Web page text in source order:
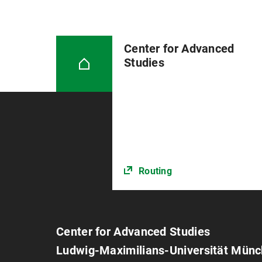
Center for Advanced
Studies
Routing
Center for Advanced Studies
Ludwig-Maximilians-Universität